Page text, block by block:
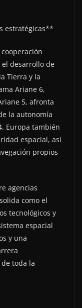
estratégicas**
desarrollo de
Tierra y la
Ariane 6,
5, afronta
la autonomía
Europa también
espacial, así
propios
agencias
como el
tecnológicos y
espacial
y una
toda la